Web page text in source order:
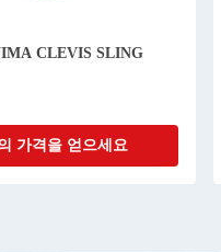
CLEVIS SLING
가격을 얻으세요